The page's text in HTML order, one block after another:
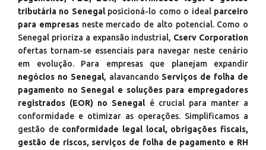
tributária no Senegalposicioná-lo como o ideal parceiro
para empresasneste mercado de alto potencial. Como o
Senegal prioriza a expansão industrial, Cserv Corporation
ofertas tornam-se essenciais para navegar neste cenário
em evolução. Para empresas que planejam expandir
negócios no Senegal, alavancando Serviços de folha de
pagamento no Senegal e soluções para empregadores
registrados (EOR) no Senegalé crucial para manter a
conformidade e otimizar as operações. Simplificamos a
gestão de conformidade legal local, obrigações fiscais,
gestão de riscos, serviços de folha de pagamento e RH